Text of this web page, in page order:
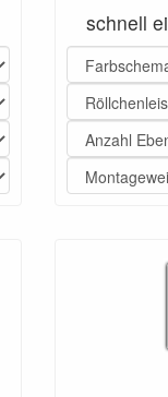
schnell